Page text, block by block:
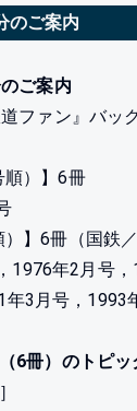
のご案内
ご案内
ファン』バッ
順）】6冊
）】6冊（国鉄
年2月号，
年3月号，1993
6冊）のトピッ